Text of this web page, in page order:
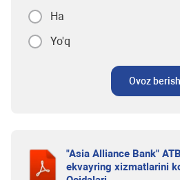
Ha
Yo'q
Ovoz berish
"Asia Alliance Bank"
ekvayring xizmatlarini